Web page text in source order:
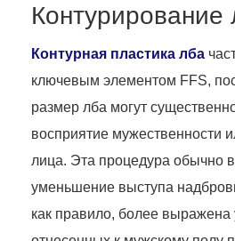
Контурирование
Контурная пластика лба
ключевым элементом FFS,
размер лба могут
восприятие мужественности
лица. Эта процедура обычно
уменьшение выступа
как правило, более выражена